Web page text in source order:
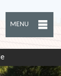
MENU